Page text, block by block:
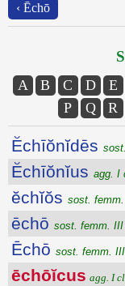
‹ Ēchō
A B C D E
P
Q R
Ĕchīŏnĭdēs
Ĕchīŏnĭus agg. I
ĕchĭŏs sost.
ēchō sost. femm. III
Ēchō sost. femm.
ēchōĭcus agg. I